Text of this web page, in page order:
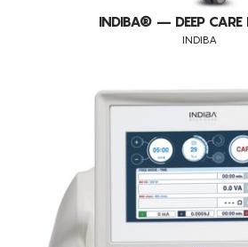
INDIBA® – DEEP CARE
INDIBA